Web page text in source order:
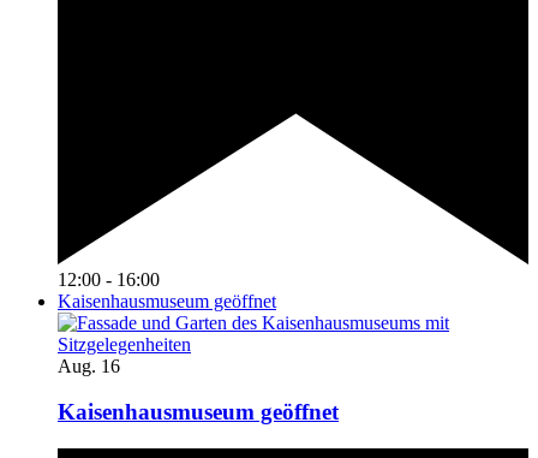
12:00 - 16:00
Kaisenhausmuseum geöffnet
Aug. 16
Kaisenhausmuseum geöffnet